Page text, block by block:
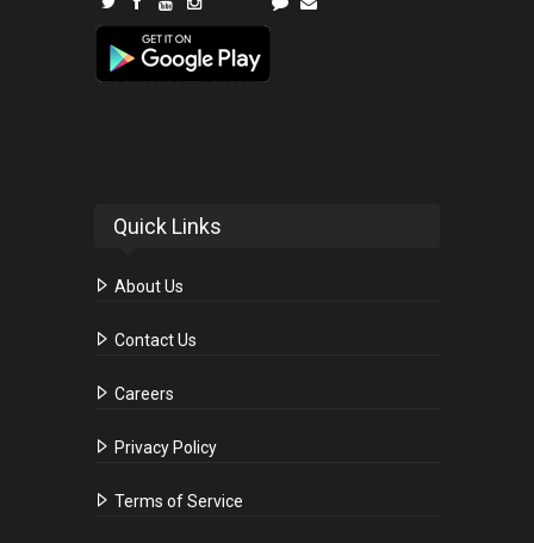
Quick Links
About Us
Contact Us
Careers
Privacy Policy
Terms of Service